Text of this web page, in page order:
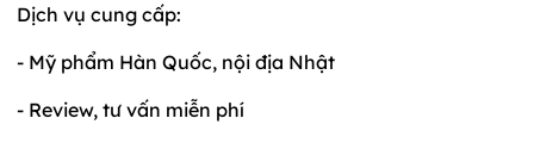
Dịch vụ cung cấp:
- Mỹ phẩm Hàn Quốc, nội địa Nhật
- Review, tư vấn miễn phí